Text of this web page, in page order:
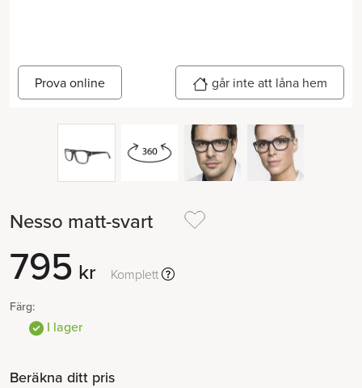
Prova online går inte att låna hem
Nesso matt-svart
795 kr Komplett
Färg:
I lager
Beräkna ditt pris